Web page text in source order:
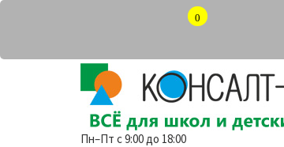
0
Пн–Пт с 9:00 до 18:00